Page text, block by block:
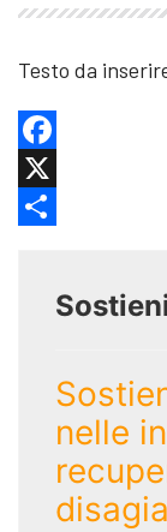
Testo da
Facebook
X
nelle